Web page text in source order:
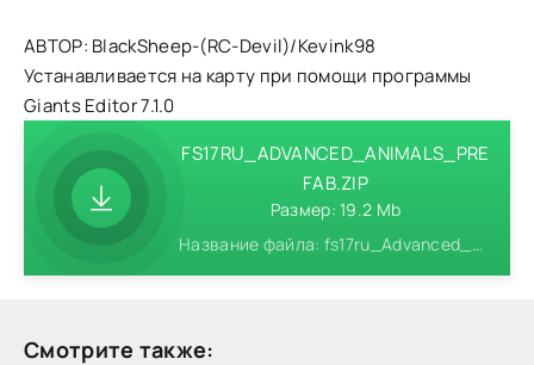
АВТОР: BlackSheep-(RC-Devil)/Kevink98
Устанавливается на карту при помощи программы
Giants Editor 7.1.0
FS17RU_ADVANCED_ANIMALS_PRE
FAB.ZIP
Размер: 19.2 Mb
Название файла: fs17ru_Advanced_Animals_prefab.zip
Смотрите также: